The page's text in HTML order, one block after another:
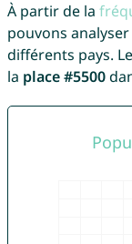
À partir de la
pouvons
différents pays.
la place #5500